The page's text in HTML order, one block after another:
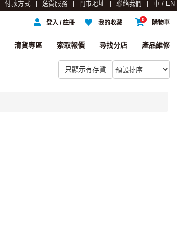
付款方式 送貨服務 門市地址 聯絡我們 中 / EN
0 購物車
我的收藏
登入 / 註冊
產品維修
尋找分店
索取報價
清貨專區